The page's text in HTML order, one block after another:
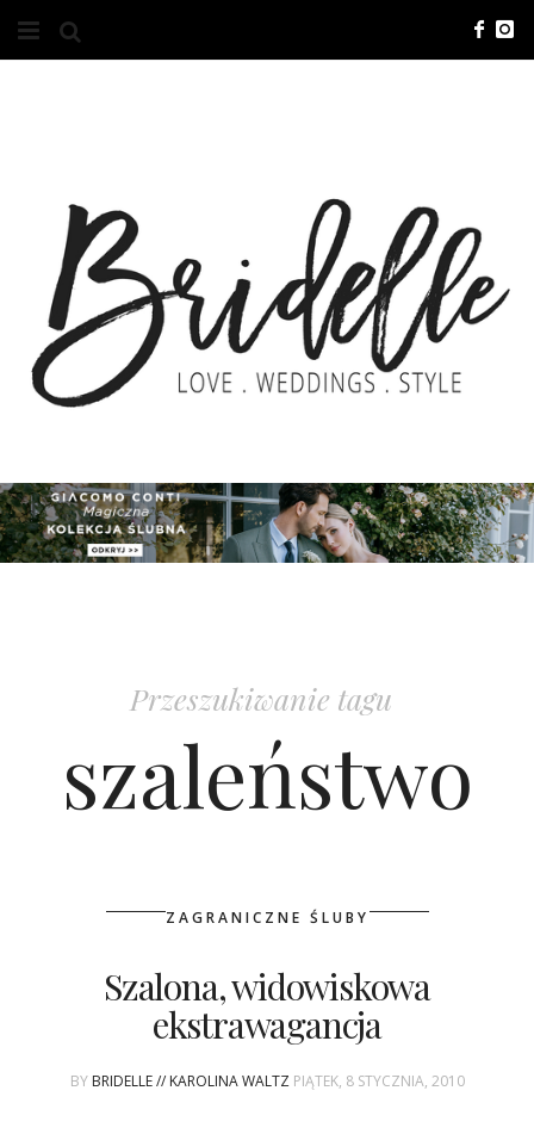
O NAS
KONTAKT
REKLAMA
ADVERTISING
ZGŁOSZENIA
KSIĄŻKI BRIDELLE
ŚLUBNE STYLE
Przeszukiwanie tagu
szaleństwo
ZAGRANICZNE ŚLUBY
Szalona, widowiskowa
ekstrawagancja
BY BRIDELLE // KAROLINA WALTZ PIĄTEK, 8 STYCZNIA, 2010